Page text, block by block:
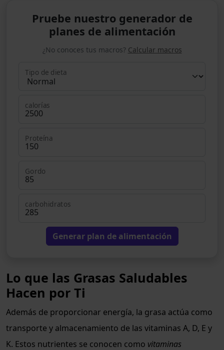
Pruebe nuestro generador de
planes de alimentación
¿No conoces tus macros? Calcular macros
Tipo de dieta
calorías
Proteína
Gordo
carbohidratos
Generar plan de alimentación
Lo que las Grasas Saludables
Hacen por Ti
Además de proporcionar energía, la grasa actúa como
transporte y almacenamiento de las vitaminas A, D, E y
K. Estos nutrientes se conocen como vitaminas